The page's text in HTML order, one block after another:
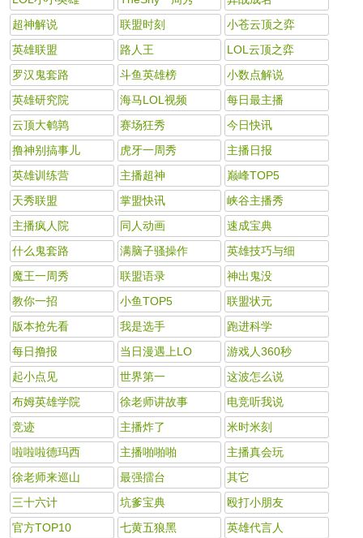
超神解说
联盟时刻
小苍云顶之弈
英雄联盟
路人王
LOL云顶之弈
罗汉鬼套路
斗鱼英雄榜
小数点解说
英雄研究院
海马LOL视频
每日最主播
云顶大鹌鹑
赛场狂秀
今日快讯
撸神别搞事儿
虎牙一周秀
主播日报
英雄训练营
主播超神
巅峰TOP5
天秀联盟
掌盟快讯
峡谷主播秀
主播疯人院
同人动画
速成宝典
什么鬼套路
满脑子骚操作
英雄技巧与细
魔王一周秀
联盟语录
神出鬼没
教你一招
小鱼TOP5
联盟状元
版本抢先看
我是选手
跑进科学
每日撸报
当日漫遇上LO
游戏人360秒
起小点见
世界第一
这波怎么说
布姆英雄学院
徐老师讲故事
电竞听我说
竞迹
主播炸了
米时米刻
啦啦啦德玛西
主播啪啪啪
主播真会玩
徐老师来巡山
最强擂台
其它
三十六计
坑爹宝典
殴打小朋友
官方TOP10
七黄五狼黑
英雄代言人